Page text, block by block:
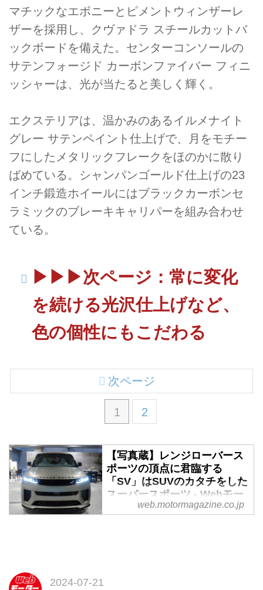
マチックなエボニーとピメントウィンザーレ
ザーを採用し、クヴァドラ スチールカットバ
ックボードを備えた。センターコンソールの
サテンフォージド カーボンファイバー フィニ
ッシャーは、光が当たると美しく輝く。
エクステリアは、温かみのあるイルメナイト
グレー サテンペイント仕上げで、月をモチー
フにしたメタリックフレークをほのかに散り
ばめている。シャンパンゴールド仕上げの23
インチ鍛造ホイールにはブラックカーボンセ
ラミックのブレーキキャリパーを組み合わせ
ている。
▶▶▶次ページ：常に変化
を続ける光沢仕上げなど、
色の個性にもこだわる
1 2
次ページ
【写真蔵】レンジローバース
ポーツの頂点に君臨する
「SV」はSUVのカタチをした
スーパースポーツ - Webモー
ターマガジン
web.motormagazine.co.jp
2024-07-21